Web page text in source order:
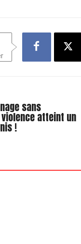
sans
atteint un
!